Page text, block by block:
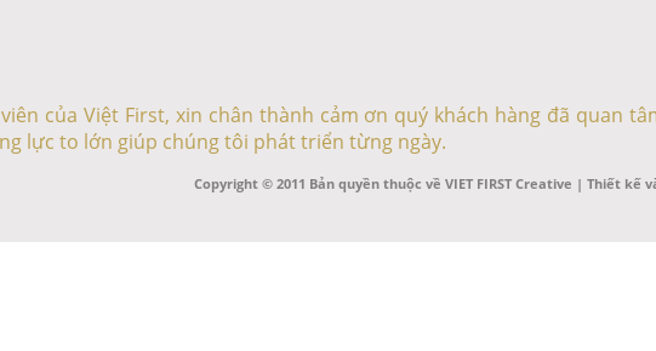
của Việt First, xin chân thành cảm ơn quý khách hàng đã quan
lực to lớn giúp chúng tôi phát triển từng ngày.
Copyright © 2011 Bản quyền thuộc về VIET FIRST Creative | Thiết kế